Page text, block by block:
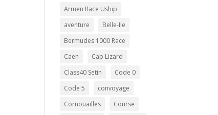
Armen Race Uship
aventure
Belle-Ile
Bermudes 1000 Race
Caen
Cap Lizard
Class40 Setin
Code 0
Code 5
convoyage
Cornouailles
Course